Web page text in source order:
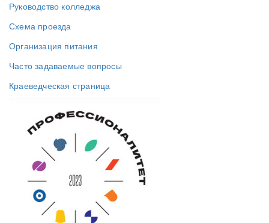
Руководство колледжа
Схема проезда
Организация питания
Часто задаваемые вопросы
Краеведческая страница